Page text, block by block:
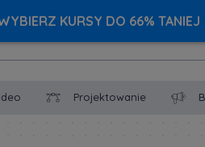
Projektowanie
KURSY DO 66% TANIEJ